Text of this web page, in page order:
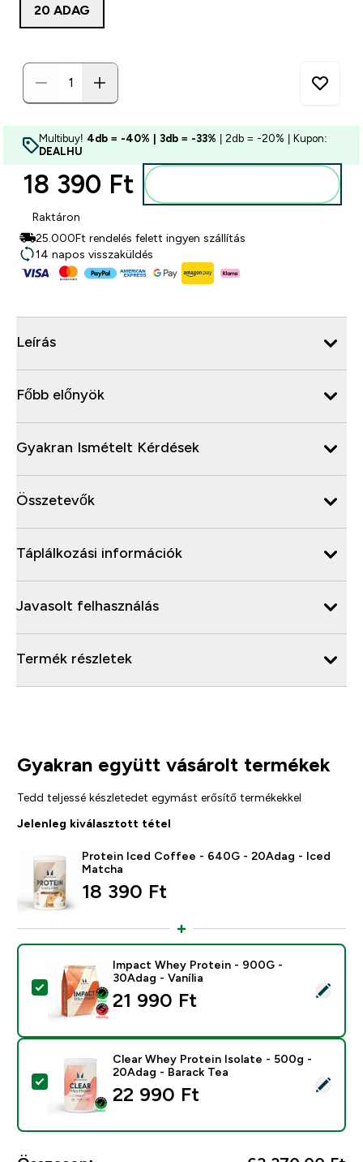
20 ADAG
Multibuy! 4db = -40% | 3db = -33% | 2db = -20% | Kupon:
DEALHU
18 390 Ft‎
Raktáron
25.000Ft rendelés felett ingyen szállítás
14 napos visszaküldés
Leírás
Főbb előnyök
Gyakran Ismételt Kérdések
Összetevők
Táplálkozási információk
Javasolt felhasználás
Termék részletek
Gyakran együtt vásárolt termékek
Tedd teljessé készletedet egymást erősítő termékekkel
Jelenleg kiválasztott tétel
Protein Iced Coffee - 640G - 20Adag - Iced
Matcha
18 390 Ft‎
Termék kiválasztása - Impact Whey Protein - 900G -
Impact Whey Protein - 900G -
30Adag - Vanília
21 990 Ft‎
Termék kiválasztása - Clear Whey Protein Isolate -
Clear Whey Protein Isolate - 500g -
20Adag - Barack Tea
22 990 Ft‎